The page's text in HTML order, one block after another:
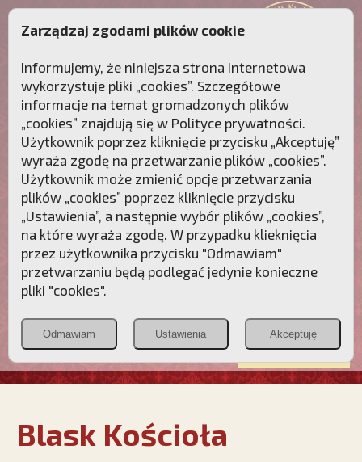
Przebudźmy sumienia Polaków!
Polonia
Christiana
PCh24.pl
Przymierze
POZNAJ APOSTOLAT FATIMY WESPRZYJ
NAS
Blask Kościoła
Zarządzaj zgodami plików cookie
Informujemy, że niniejsza strona internetowa
wykorzystuje pliki „cookies”. Szczegółowe
informacje na temat gromadzonych plików
„cookies” znajdują się w Polityce prywatności.
Użytkownik poprzez kliknięcie przycisku „Akceptuję”
wyraża zgodę na przetwarzanie plików „cookies”.
Użytkownik może zmienić opcje przetwarzania
plików „cookies” poprzez kliknięcie przycisku
„Ustawienia”, a następnie wybór plików „cookies”,
na które wyraża zgodę. W przypadku klieknięcia
przez użytkownika przycisku "Odmawiam"
przetwarzaniu będą podlegać jedynie konieczne
pliki "cookies".
Odmawiam Ustawienia Akceptuję